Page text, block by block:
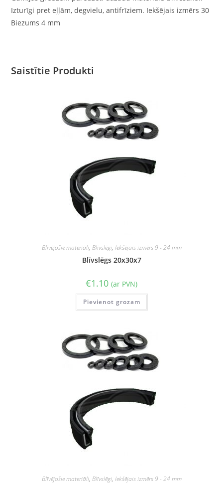
Izturīgi pret eļļām, degvielu, antifrīziem. Iekšējais izmērs 30
Biezums 4 mm
Saistītie Produkti
Blīvējošie materiāli, Blīvslēgi, Iekšējais izmērs 9 - 24 mm
Blīvslēgs 20x30x7
€1.10 (ar PVN)
Pievienot grozam
Blīvējošie materiāli, Blīvslēgi, Iekšējais izmērs 9 - 24 mm